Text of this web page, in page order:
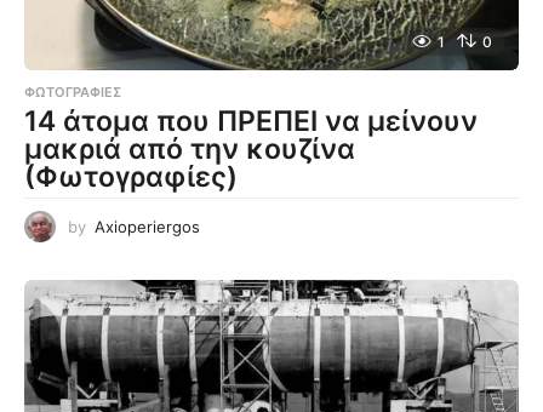
1 0
ΦΩΤΟΓΡΑΦΊΕΣ
14 άτομα που ΠΡΕΠΕΙ να μείνουν
μακριά από την κουζίνα
(Φωτογραφίες)
by Axioperiergos